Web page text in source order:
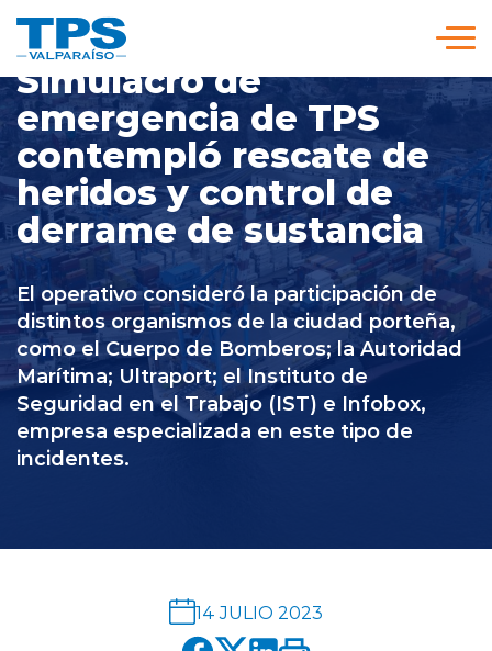
Somos TPS
Nuestra Visión Estratégica
Servicios y Tarifas
Políticas y Procedimientos
Prensa
Simulacro de
emergencia de TPS
contempló rescate de
heridos y control de
derrame de sustancia
El operativo consideró la participación de
distintos organismos de la ciudad porteña,
como el Cuerpo de Bomberos; la Autoridad
Marítima; Ultraport; el Instituto de
Seguridad en el Trabajo (IST) e Infobox,
empresa especializada en este tipo de
incidentes.
14 JULIO 2023